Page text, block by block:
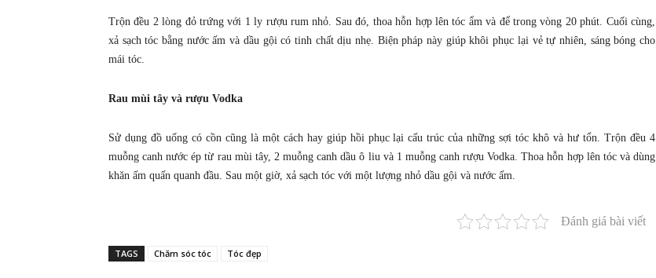
Trộn đều 2 lòng đỏ trứng với 1 ly rượu rum nhỏ. Sau đó, thoa hỗn hợp lên tóc ẩm và để trong vòng 20 phút. Cuối cùng,
xả sạch tóc bằng nước ấm và dầu gội có tinh chất dịu nhẹ. Biện pháp này giúp khôi phục lại vẻ tự nhiên, sáng bóng cho
mái tóc.
Rau mùi tây và rượu Vodka
Sử dụng đồ uống có cồn cũng là một cách hay giúp hồi phục lại cấu trúc của những sợi tóc khô và hư tổn. Trộn đều 4
muỗng canh nước ép từ rau mùi tây, 2 muỗng canh dầu ô liu và 1 muỗng canh rượu Vodka. Thoa hỗn hợp lên tóc và dùng
khăn ấm quấn quanh đầu. Sau một giờ, xả sạch tóc với một lượng nhỏ dầu gội và nước ấm.
Đánh giá bài viết
TAGS Chăm sóc tóc Tóc đẹp